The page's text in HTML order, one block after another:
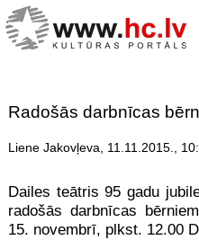
Radošās darbnīcas
Liene Jakovļeva, 11.11.2015.,
Dailes teātris 95 gadu
radošās darbnīcas
15. novembrī, plkst. 12.00